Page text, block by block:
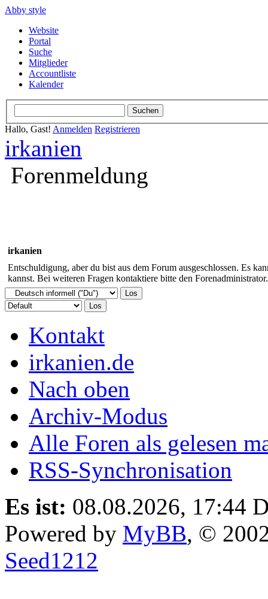
Abby style
Website
Portal
Suche
Mitglieder
Accountliste
Kalender
Hallo, Gast! Anmelden Registrieren
irkanien
Forenmeldung
irkanien
Entschuldigung, aber du bist aus dem Forum ausgeschlossen. Es
kannst. Bei weiteren Fragen kontaktiere bitte den Forenadministrator.
Kontakt
irkanien.de
Nach oben
Archiv-Modus
Alle Foren als gelesen
RSS-Synchronisation
Es ist: 08.08.2026, 17:44
Powered by MyBB, ©
Seed1212